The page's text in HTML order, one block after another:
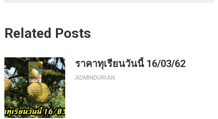
Related Posts
ราคาทุเรียนวันนี้ 16/03/62
ADMINDURIAN